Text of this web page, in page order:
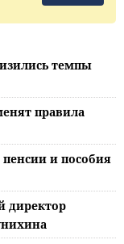
темпы
правила
пенсии и пособия
директор